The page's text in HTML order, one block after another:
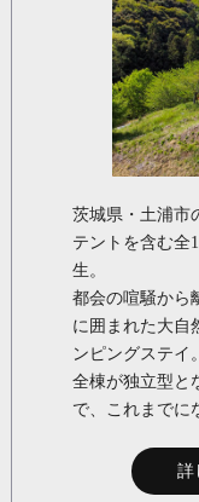
茨城県・土浦市
テントを含む全
生。
都会の喧騒から
に囲まれた大自
ンピングステイ。
全棟が独立型と
で、これまでに
詳